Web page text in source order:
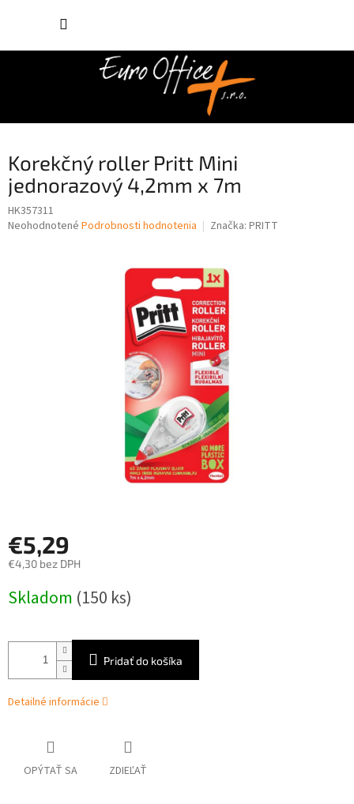
Korekčný roller Pritt Mini
jednorazový 4,2mm x 7m
HK357311
Priemerné
Neohodnotené Podrobnosti hodnotenia Značka: PRITT
€5,29
€4,30 bez DPH
cena:
Skladom (150 ks)
Pridať do košíka
Detailné informácie
OPÝTAŤ SA ZDIEĽAŤ